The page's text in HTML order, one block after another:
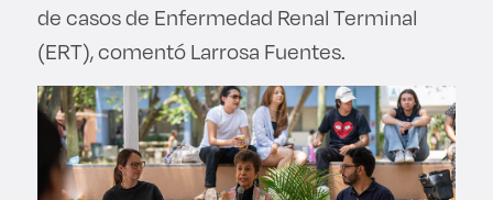
de casos de Enfermedad Renal Terminal
(ERT), comentó Larrosa Fuentes.